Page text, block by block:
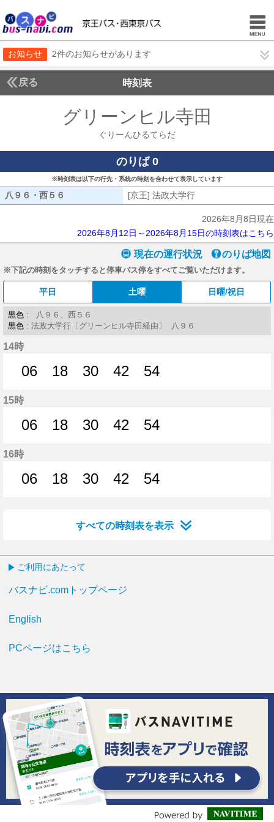
お知らせ 2件のお知らせがあります
戻る 時刻表
グリーンヒル寺田
ぐりーんひるてらだ
のりば 0
※時刻表は以下の行先・系統の時刻を合わせて表示しています
八９６・西５６ [京王] 法政大学行
2026年8月8日現在
2026年8月12日～2026年8月15日の時刻表はこちら
現在の運行状況 のりば地図
※下記の時刻をタッチすると停車バス停をすべてご覧いただけます。
平日 土曜 日曜/祝日
黒色 : 八９６、西５６
黒色 : 法政大学行〔グリーンヒル寺田経由〕 八９６
14時
06
18
30
42
54
15時
06
18
30
42
54
16時
06
18
30
42
54
すべての時刻表を表示
ご利用にあたって
バスナビ.comトップページ
English
PCページはこちら